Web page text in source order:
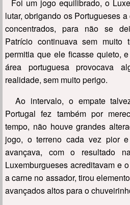
Foi um jogo equilibrado, o
lutar, obrigando os Portugueses
concentrados, para não se
Patrício continuava sem
permitia que ele ficasse quieto,
área portuguesa provocava
realidade, sem muito perigo.
Ao intervalo, o empate
Portugal fez também por
tempo, não houve grandes
jogo, o terreno cada vez pior
avançava, com o resultado
Luxemburgueses acreditavam e
a carne no assador, tirou
avançados altos para o